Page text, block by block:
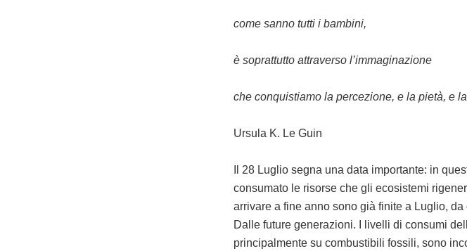
come sanno tutti i bambini,
è soprattutto attraverso l’immaginazione
che conquistiamo la percezione, e la pietà, e
Ursula K. Le Guin
Il 28 Luglio segna una data importante: in
consumato le risorse che gli ecosistemi
arrivare a fine anno sono già finite a Luglio,
Dalle future generazioni. I livelli di consumi
principalmente su combustibili fossili, sono